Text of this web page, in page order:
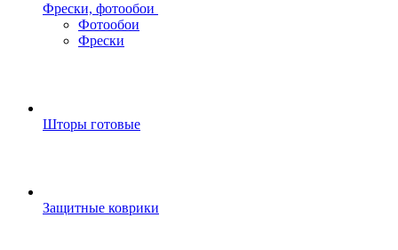
Фрески, фотообои
Фотообои
Фрески
Шторы готовые
Защитные коврики